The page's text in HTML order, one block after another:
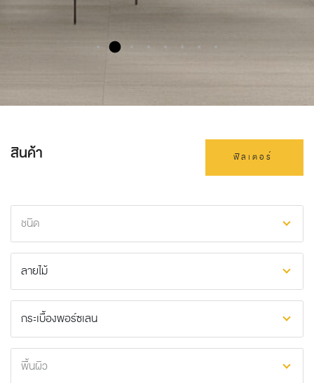
สินค้า ฟิลเตอร์
ชนิด
ลายไม้
กระเบื้องพอร์ซเลน
พื้นผิว